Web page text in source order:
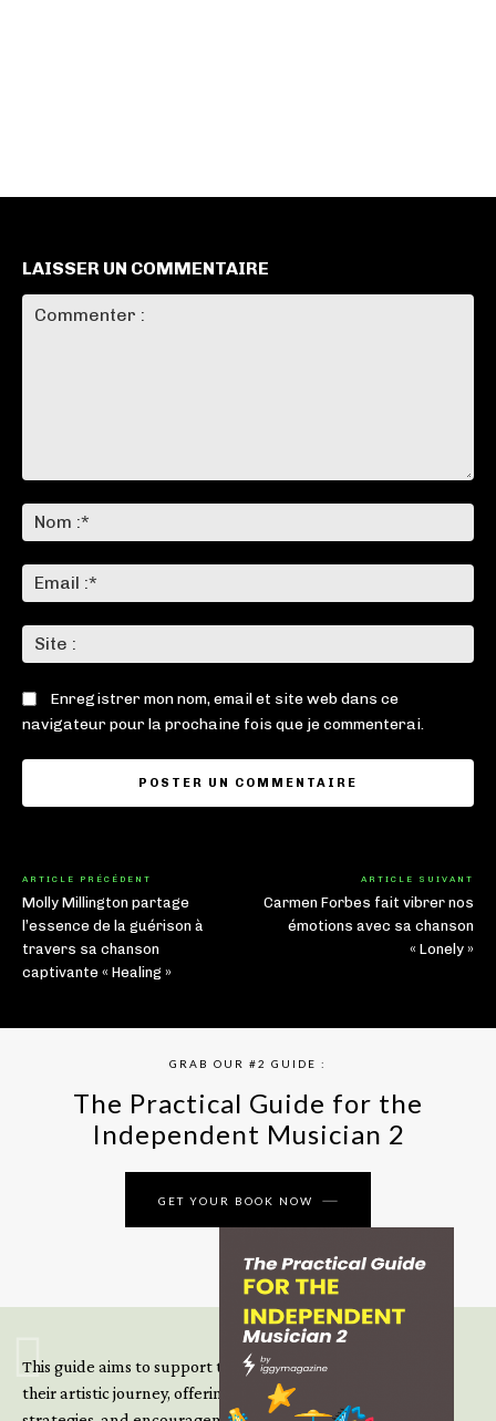
LAISSER UN COMMENTAIRE
:*
:*
:
Enregistrer mon nom, email et site web dans ce
navigateur pour la prochaine fois que je commenterai.
ARTICLE PRÉCÉDENT
Molly Millington partage
l’essence de la guérison à
travers sa chanson
captivante « Healing »
ARTICLE SUIVANT
Carmen Forbes fait vibrer nos
émotions avec sa chanson
« Lonely »
GRAB OUR #2 GUIDE :
The Practical Guide for the
Independent Musician 2
GET YOUR BOOK NOW
This guide aims to support those climbing the next steps of
their artistic journey, offering practical insight, updated